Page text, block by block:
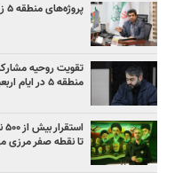
پروژه‌های منطقه ۵ زیر ذره‌بین اداره پایش و کنترل پروژه
تقویت روحیه
منطقه ۵ در ایام اربعین
تا نقطه صفر مرزی